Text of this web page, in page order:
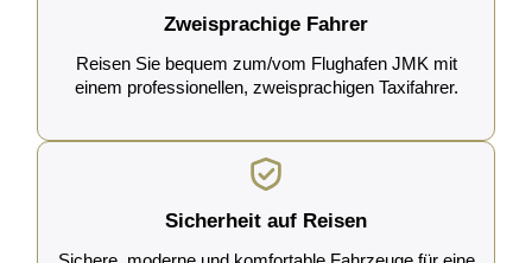
Zweisprachige Fahrer
Reisen Sie bequem zum/vom Flughafen JMK mit
einem professionellen, zweisprachigen Taxifahrer.
Sicherheit auf Reisen